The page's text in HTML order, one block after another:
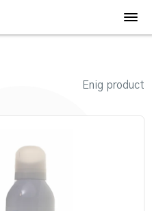
Enig product